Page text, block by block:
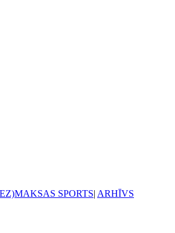
SPORTS| ARHĪVS